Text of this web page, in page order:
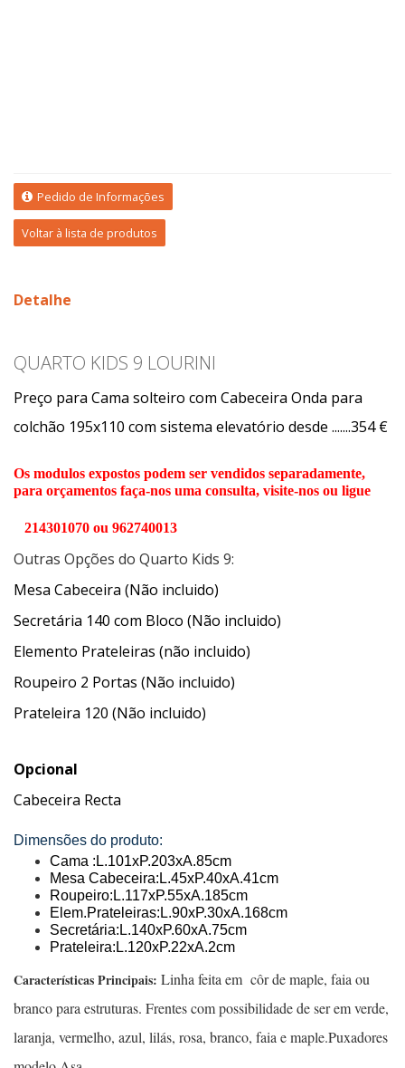
Pedido de Informações
Voltar à lista de produtos
Detalhe
QUARTO KIDS 9 LOURINI
Preço para Cama solteiro com Cabeceira Onda para
colchão 195x110 com sistema elevatório desde .......354 €
Os modulos expostos podem ser vendidos separadamente,
para orçamentos faça-nos uma consulta, visite-nos ou ligue
214301070 ou 962740013
Outras Opções do Quarto Kids 9:
Mesa Cabeceira (Não incluido)
Secretária 140 com Bloco (Não incluido)
Elemento Prateleiras (não incluido)
Roupeiro 2 Portas (Não incluido)
Prateleira 120 (Não incluido)
Opcional
Cabeceira Recta
Dimensões do produto:
Cama :L.101xP.203xA.85cm
Mesa Cabeceira:L.45xP.40xA.41cm
Roupeiro:L.117xP.55xA.185cm
Elem.Prateleiras:L.90xP.30xA.168cm
Secretária:L.140xP.60xA.75cm
Prateleira:L.120xP.22xA.2cm
Características Principais: Linha feita em côr de maple, faia ou
branco para estruturas. Frentes com possibilidade de ser em verde,
laranja, vermelho, azul, lilás, rosa, branco, faia e maple.Puxadores